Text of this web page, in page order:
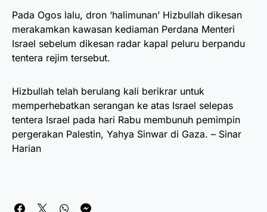
Pada Ogos lalu, dron ‘halimunan’ Hizbullah dikesan
merakamkan kawasan kediaman Perdana Menteri
Israel sebelum dikesan radar kapal peluru berpandu
tentera rejim tersebut.
Hizbullah telah berulang kali berikrar untuk
memperhebatkan serangan ke atas Israel selepas
tentera Israel pada hari Rabu membunuh pemimpin
pergerakan Palestin, Yahya Sinwar di Gaza. – Sinar
Harian